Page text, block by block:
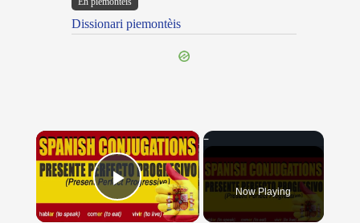
Dissionari piemontèis
×
Play Video Now Playing